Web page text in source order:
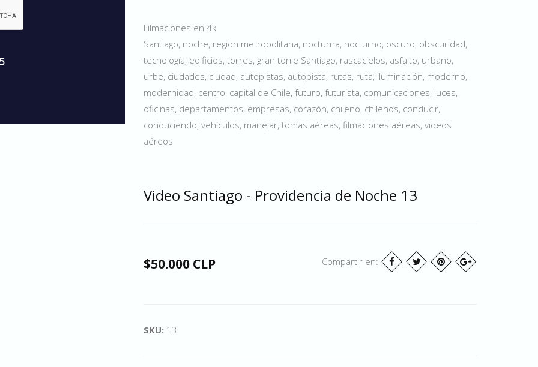
Filmaciones en 4k
Santiago, noche, region metropolitana, nocturna, nocturno, oscuro, obscuridad,
tecnología, edificios, torres, gran torre Santiago, rascacielos, asfalto, urbano,
urbe, ciudades, ciudad, autopistas, autopista, rutas, ruta, iluminación, moderno,
modernidad, centro, capital de Chile, futuro, futurista, comunicaciones, luces,
oficinas, departamentos, empresas, corazón, chileno, chilenos, conducir,
conduciendo, vehículos, manejar, tomas aéreas, filmaciones aéreas, videos
aéreos
Video Santiago - Providencia de Noche 13
$50.000 CLP Compartir en:
SKU: 13